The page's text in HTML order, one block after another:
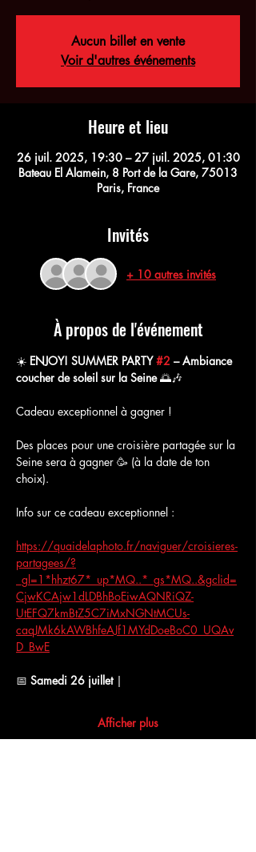
Aucun billet en vente
Voir d'autres événements
Heure et lieu
26 juil. 2025, 19:30 – 27 juil. 2025, 01:30
Bateau El Alamein, 8 Port de la Gare, 75013
Paris, France
Invités
+ 10 autres invités
À propos de l'événement
☀️ ENJOY! SUMMER PARTY #2 – Ambiance
coucher de soleil sur la Seine 🌅🎶
Cadeau exceptionnel à gagner !
Des places pour une croisière partagée sur la
Seine sera à gagner 🥳 (à la date de ton
choix).
Info sur ce cadeau exceptionnel :
https://quaidelaphoto.fr/naviguer/croisieres-
partagees/?
_gl=1*hhzt67*_up*MQ..*_gs*MQ..&gclid=
CjwKCAjw1dLDBhBoEiwAQNRiQZ-
UtEFQ7kmBtZ5C7iMxNGNtMCUs-
caqJMk6kAWBhfeAJf1MYdDoeBoC0_UQAv
D_BwE
📅 Samedi 26 juillet |
Afficher plus